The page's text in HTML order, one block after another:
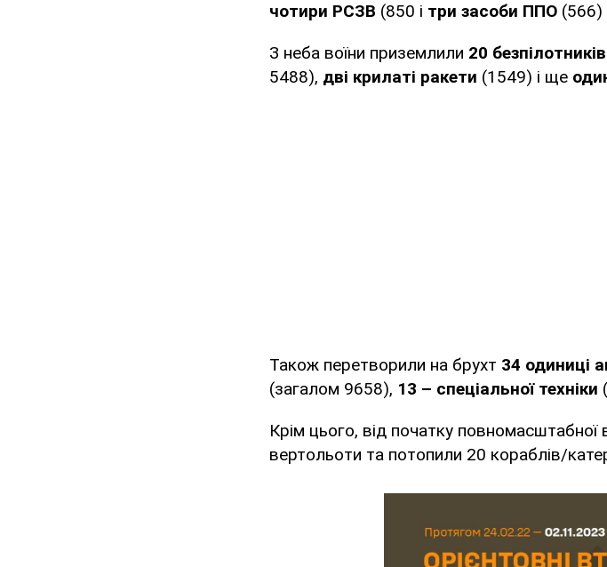
чотири РСЗВ (850 і три засоби ППО (566)
З неба воїни приземлили 20
5488), дві крилаті ракети (1549) і ще
Також перетворили на брухт 34 одиниці
(загалом 9658), 13 – спеціальної техніки
Крім цього, від початку повномасштабної
вертольоти та потопили 20 кораблів/